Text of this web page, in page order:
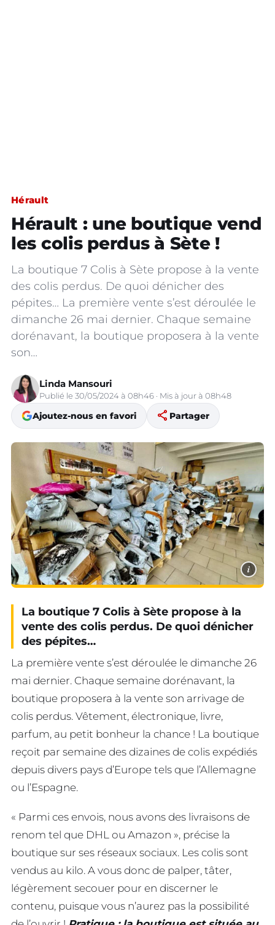
Hérault
Hérault : une boutique vend
les colis perdus à Sète !
La boutique 7 Colis à Sète propose à la vente
des colis perdus. De quoi dénicher des
pépites… La première vente s’est déroulée le
dimanche 26 mai dernier. Chaque semaine
dorénavant, la boutique proposera à la vente
son…
Linda Mansouri
Publié le 30/05/2024 à 08h46 · Mis à jour à 08h48
Ajoutez-nous en favori share Partager
i
La boutique 7 Colis à Sète propose à la
vente des colis perdus. De quoi dénicher
des pépites…
La première vente s’est déroulée le dimanche 26
mai dernier. Chaque semaine dorénavant, la
boutique proposera à la vente son arrivage de
colis perdus. Vêtement, électronique, livre,
parfum, au petit bonheur la chance ! La boutique
reçoit par semaine des dizaines de colis expédiés
depuis divers pays d’Europe tels que l’Allemagne
ou l’Espagne.
« Parmi ces envois, nous avons des livraisons de
renom tel que DHL ou Amazon », précise la
boutique sur ses réseaux sociaux. Les colis sont
vendus au kilo. A vous donc de palper, tâter,
légèrement secouer pour en discerner le
contenu, puisque vous n’aurez pas la possibilité